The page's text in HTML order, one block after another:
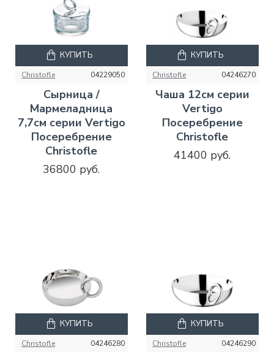
Christofle 04229050
Сырница /
Мармеладница
7,7см серии Vertigo
Посеребрение
Christofle
36800 руб.
КУПИТЬ
Christofle 04246270
Чаша 12см серии
Vertigo
Посеребрение
Christofle
41400 руб.
КУПИТЬ
Christofle 04246280
КУПИТЬ
Christofle 04246290
КУПИТЬ